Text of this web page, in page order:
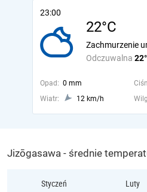
23:00
22°C
Odczuwalna
Zachmurzenie
Opad: 0 mm
Wiatr:
12 km/h
Jizōgasawa - średnie
Styczeń Luty